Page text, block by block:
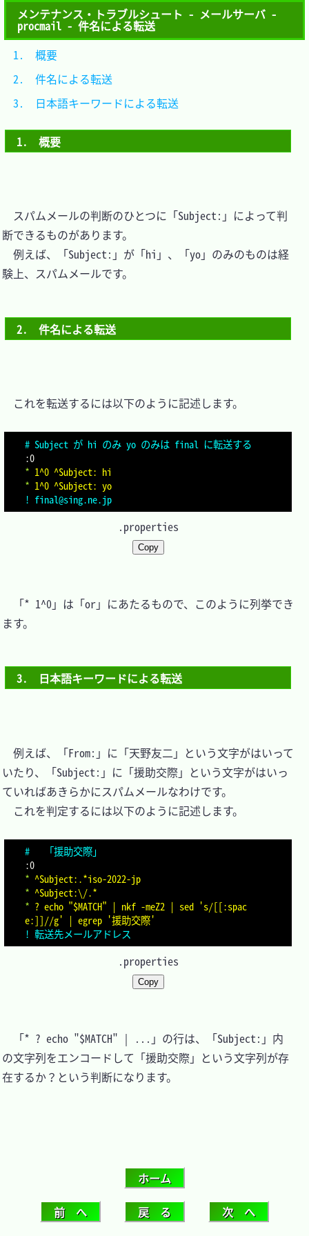
メンテナンス・トラブルシュート - メールサーバ -
procmail - 件名による転送
1.　概要
スパムメールの判断のひとつに「Subject:」によって判
断できるものがあります。
例えば、「Subject:」が「hi」、「yo」のみのものは経
験上、スパムメールです。
2.　件名による転送
これを転送するには以下のように記述します。
# Subject が hi のみ yo のみは final に転送する
:
* 1^0 ^Subject: hi
* 1^0 ^Subject: yo
! final@sing.ne.jp
.properties
Copy
「* 1^0」は「or」にあたるもので、このように列挙でき
ます。
3.　日本語キーワードによる転送
例えば、「From:」に「天野友二」という文字がはいって
いたり、「Subject:」に「援助交際」という文字がはいっ
ていればあきらかにスパムメールなわけです。
これを判定するには以下のように記述します。
#   「援助交際」
:
* ^Subject:.*iso-2022-jp
* ^Subject:\/.*
* ? echo "$MATCH" | nkf -meZ2 | sed 's/[[:spac
e:]]//g' | egrep '援助交際'
! 転送先メールアドレス
.properties
Copy
「* ? echo "$MATCH" | ...」の行は、「Subject:」内
の文字列をエンコードして「援助交際」という文字列が存
在するか？という判断になります。